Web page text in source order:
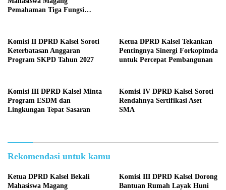
Pemahaman Tiga Fungsi
Komisi II DPRD Kalsel Soroti
Keterbatasan Anggaran
Program SKPD Tahun 2027
Ketua DPRD Kalsel Tekankan
Pentingnya Sinergi Forkopimda
untuk Percepat Pembangunan
Komisi III DPRD Kalsel Minta
Program ESDM dan
Lingkungan Tepat Sasaran
Komisi IV DPRD Kalsel Soroti
Rendahnya Sertifikasi Aset
SMA
Rekomendasi untuk kamu
Ketua DPRD Kalsel Bekali
Mahasiswa Magang
Komisi III DPRD Kalsel Dorong
Bantuan Rumah Layak Huni